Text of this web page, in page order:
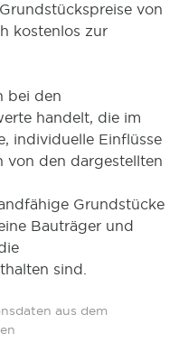
von
kostenlos zur
bei den
handelt, die im
individuelle Einflüsse
von den dargestellten
Grundstücke
Bauträger und
sind.
aus dem